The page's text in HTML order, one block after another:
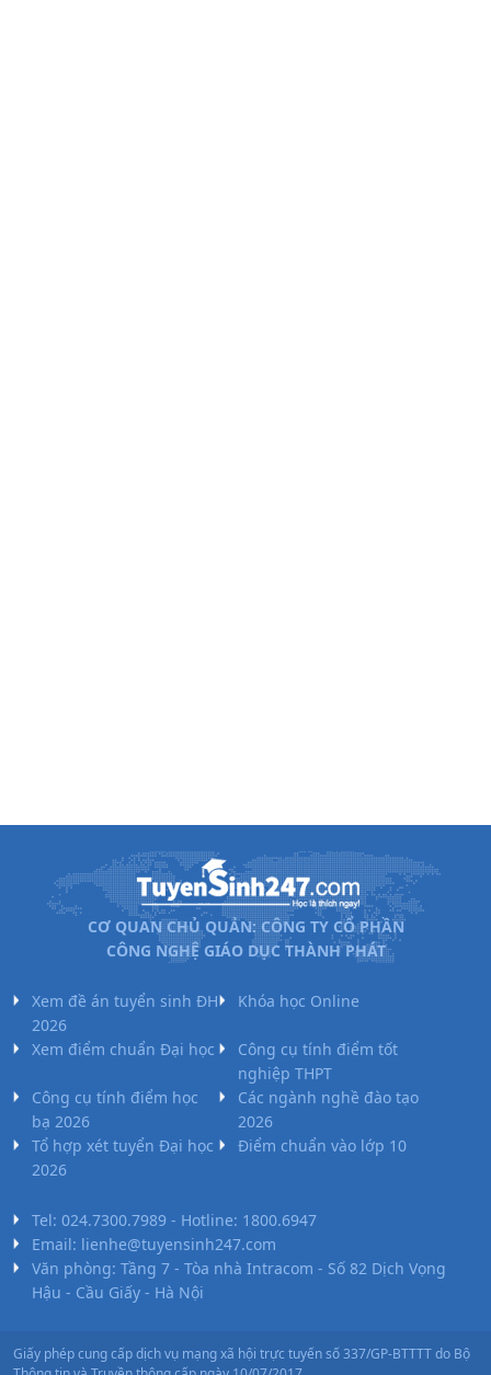
CƠ QUAN CHỦ QUẢN: CÔNG TY CỔ PHẦN
CÔNG NGHỆ GIÁO DỤC THÀNH PHÁT
Xem đề án tuyển sinh ĐH
2026
Khóa học Online
Xem điểm chuẩn Đại học
Công cụ tính điểm tốt
nghiệp THPT
Công cụ tính điểm học
bạ 2026
Các ngành nghề đào tạo
2026
Tổ hợp xét tuyển Đại học
2026
Điểm chuẩn vào lớp 10
Tel: 024.7300.7989 - Hotline: 1800.6947
Email: lienhe@tuyensinh247.com
Văn phòng: Tầng 7 - Tòa nhà Intracom - Số 82 Dịch Vọng
Hậu - Cầu Giấy - Hà Nội
Giấy phép cung cấp dịch vụ mạng xã hội trực tuyến số 337/GP-BTTTT do Bộ